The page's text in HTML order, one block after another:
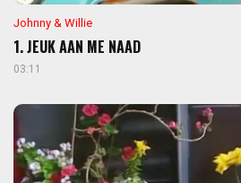
Johnny & Willie
1. JEUK AAN ME NAAD
03:11